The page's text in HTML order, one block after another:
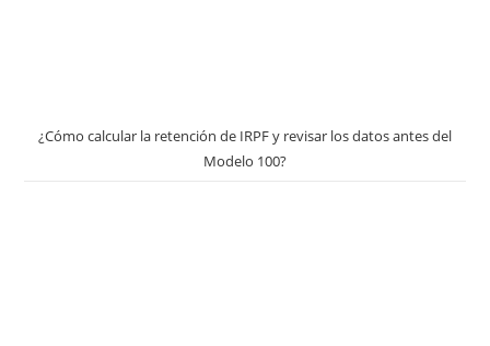
¿Cómo calcular la retención de IRPF y revisar los datos antes del
Modelo 100?